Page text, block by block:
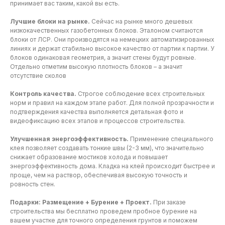
принимает вас таким, какой вы есть.
Лучшие блоки на рынке. Сейчас на рынке много дешевых
низкокачественных газобетонных блоков. Эталоном считаются
блоки от ЛСР. Они производятся на немецких автоматизированных
линиях и держат стабильно высокое качество от партии к партии. У
блоков одинаковая геометрия, а значит стены будут ровные.
Отдельно отметим высокую плотность блоков – а значит
отсутствие сколов
Контроль качества. Строгое соблюдение всех строительных
норм и правил на каждом этапе работ. Для полной прозрачности и
подтверждения качества выполняется детальная фото и
видеофиксацию всех этапов и процессов строительства.
Улучшенная энергоэффективность. Применение специального
клея позволяет создавать тонкие швы (2-3 мм), что значительно
снижает образование мостиков холода и повышает
энергоэффективность дома. Кладка на клей происходит быстрее и
проще, чем на раствор, обеспечивая высокую точность и
ровность стен.
Подарки: Размещение + Бурение + Проект. При заказе
строительства мы бесплатно проведем пробное бурение на
вашем участке для точного определения грунтов и поможем